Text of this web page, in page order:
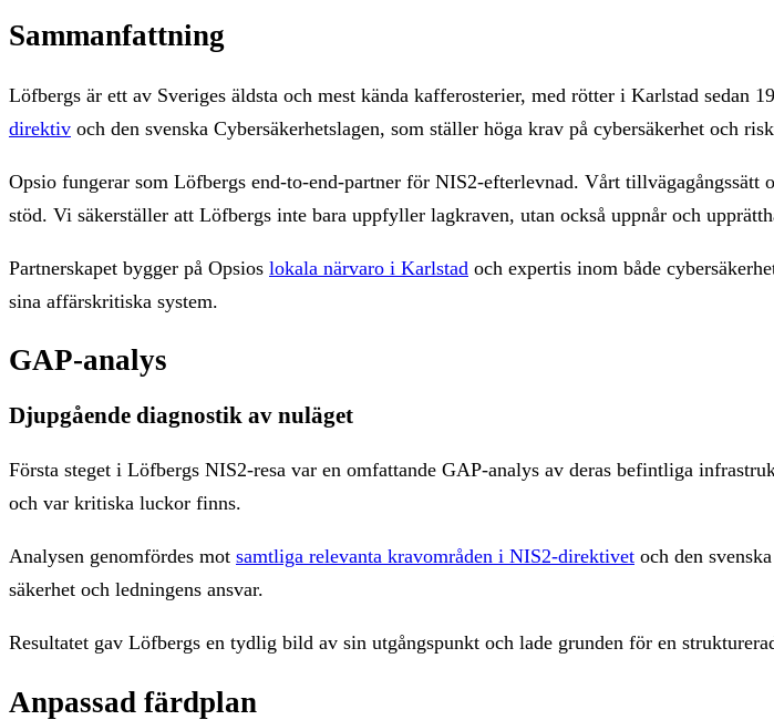
Sammanfattning
Löfbergs är ett av Sveriges äldsta och mest kända kafferosterier, med rötter i Karlstad sedan
direktiv och den svenska Cybersäkerhetslagen, som ställer höga krav på cybersäkerhet och
Opsio fungerar som Löfbergs end-to-end-partner för NIS2-efterlevnad. Vårt
stöd. Vi säkerställer att Löfbergs inte bara uppfyller lagkraven, utan också uppnår och
Partnerskapet bygger på Opsios lokala närvaro i Karlstad och expertis inom både
sina affärskritiska system.
GAP-analys
Djupgående diagnostik av nuläget
Första steget i Löfbergs NIS2-resa var en omfattande GAP-analys av deras befintliga
och var kritiska luckor finns.
Analysen genomfördes mot samtliga relevanta kravområden i NIS2-direktivet och den
säkerhet och ledningens ansvar.
Resultatet gav Löfbergs en tydlig bild av sin utgångspunkt och lade grunden för en
Anpassad färdplan